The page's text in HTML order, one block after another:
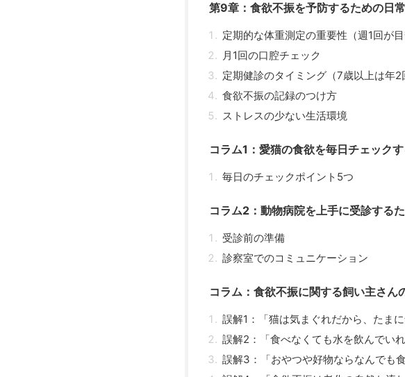
第9章：食欲不振を予防するための日
定期的な体重測定の重要性（週1回が目
月1回の口腔チェック
定期健診のタイミング（7歳以上は年2
食欲不振の記録のつけ方
ストレスの少ない生活環境
コラム1：愛猫の食欲を毎日チェック
毎日のチェックポイント5つ
コラム2：動物病院を上手に受診する
受診前の準備
診察室でのコミュニケーション
コラム：食欲不振に関する飼い主さん
誤解1：「猫は気まぐれだから、たまに
誤解2：「食べなくても水を飲んでいれ
誤解3：「おやつや好物ならなんでも